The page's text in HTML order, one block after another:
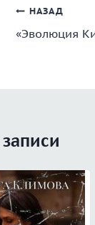
Навигация
по
НАЗАД
«Эволюция